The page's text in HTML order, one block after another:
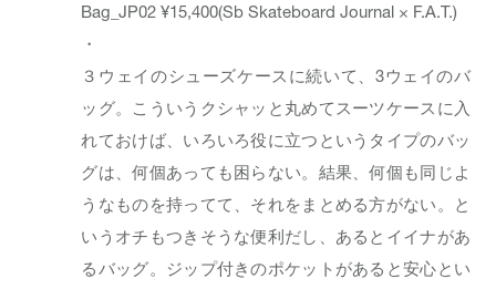
Bag_JP02 ¥15,400(Sb Skateboard Journal × F.A.T.)
・
３ウェイのシューズケースに続いて、3ウェイのバ
ッグ。こういうクシャッと丸めてスーツケースに入
れておけば、いろいろ役に立つというタイプのバッ
グは、何個あっても困らない。結果、何個も同じよ
うなものを持ってて、それをまとめる方がない。と
いうオチもつきそうな便利だし、あるとイイナがあ
るバッグ。ジップ付きのポケットがあると安心とい